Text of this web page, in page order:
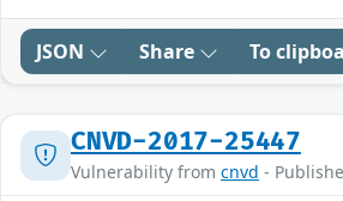
JSON Share To
CNVD-2017-25447
Vulnerability from cnvd -